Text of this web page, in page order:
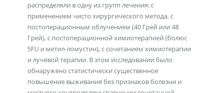
распределяли в одну из групп лечения: с
применением чисто хирургического метода, с
постоперационным облучением (40 Грей или 48
Грей), с постоперационной химиотерапией (болюс
5FU и метил-ломустин), с сочетанием химиотерапии
и лучевой терапии. В этом исследовании было
обнаружено статистически существенное
повышение выживания без признаков болезни и